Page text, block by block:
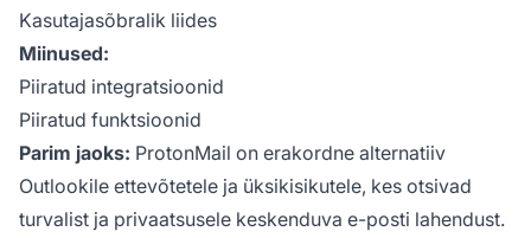
Kasutajasõbralik liides
Miinused:
Piiratud integratsioonid
Piiratud funktsioonid
Parim jaoks: ProtonMail on erakordne alternatiiv
Outlookile ettevõtetele ja üksikisikutele, kes otsivad
turvalist ja privaatsusele keskenduva e-posti lahendust.